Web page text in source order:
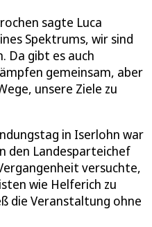
sagte Luca
Spektrums, wir sind
Da gibt es auch
gemeinsam, aber
unsere Ziele zu
in Iserlohn war
den Landesparteichef
versuchte,
wie Helferich zu
die Veranstaltung ohne